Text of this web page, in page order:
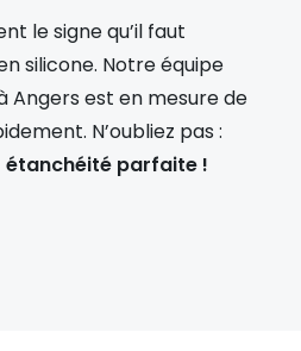
le signe qu’il faut
silicone. Notre équipe
Angers est en mesure de
N’oubliez pas :
parfaite !